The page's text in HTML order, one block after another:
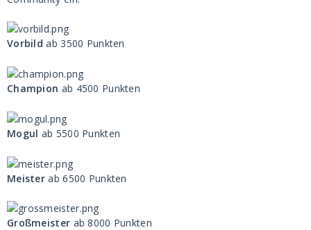
Vorbild ab 3500 Punkten
Champion ab 4500 Punkten
Mogul ab 5500 Punkten
Meister ab 6500 Punkten
Großmeister ab 8000 Punkten